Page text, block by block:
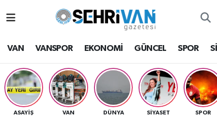
VAN VANSPOR EKONOMİ GÜNCEL SPOR
ASAYİŞ VAN DÜNYA SİYASET SPOR
Van Hava Durumu
VAN Namaz Vakitleri
Van Trafik Yoğunluk Haritası